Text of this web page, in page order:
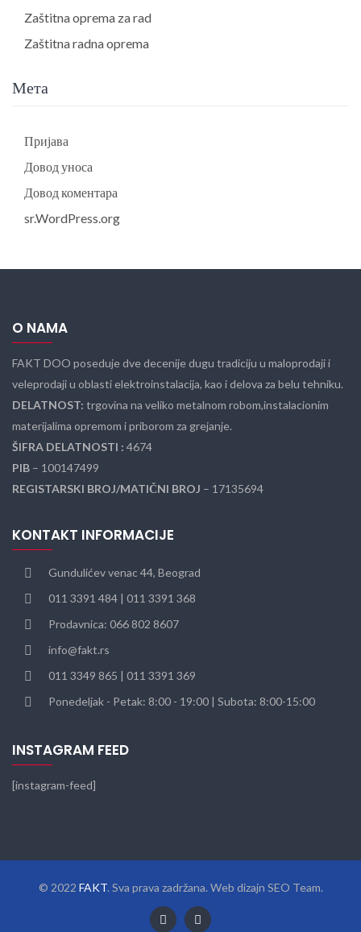
Zaštitna oprema za rad
Zaštitna radna oprema
Мета
Пријава
Довод уноса
Довод коментара
sr.WordPress.org
O NAMA
FAKT DOO poseduje dve decenije dugu tradiciju u maloprodaji i
veleprodaji u oblasti elektroinstalacija, kao i delova za belu tehniku.
DELATNOST: trgovina na veliko metalnom robom,instalacionim
materijalima opremom i priborom za grejanje.
ŠIFRA DELATNOSTI : 4674
PIB – 100147499
REGISTARSKI BROJ/MATIČNI BROJ – 17135694
KONTAKT INFORMACIJE
Gundulićev venac 44, Beograd
011 3391 484 | 011 3391 368
Prodavnica: 066 802 8607
info@fakt.rs
011 3349 865 | 011 3391 369
Ponedeljak - Petak: 8:00 - 19:00 | Subota: 8:00-15:00
INSTAGRAM FEED
[instagram-feed]
© 2022 FAKT. Sva prava zadržana. Web dizajn SEO Team.